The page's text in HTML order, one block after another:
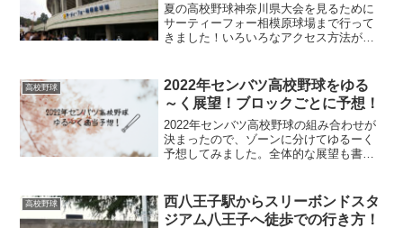
夏の高校野球神奈川県大会を見るために
サーティーフォー相模原球場まで行って
きました！いろいろなアクセス方法があ
レポしてみます。
高校野球
2022年センバツ高校野球をゆる
～く展望！ブロックごとに予想！
2022年センバツ高校野球の組み合わせが
決まったので、ゾーンに分けてゆるーく
予想してみました。全体的な展望も書い
高校野球
西八王子駅からスリーボンドスタ
ジアム八王子へ徒歩での行き方！